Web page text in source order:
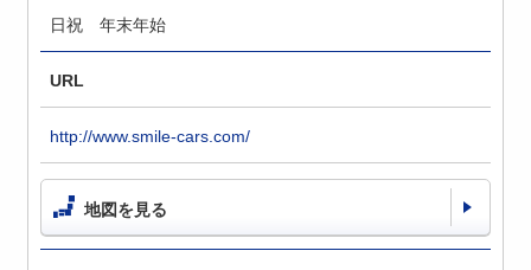
日祝 年末年始
URL
http://www.smile-cars.com/
地図を見る